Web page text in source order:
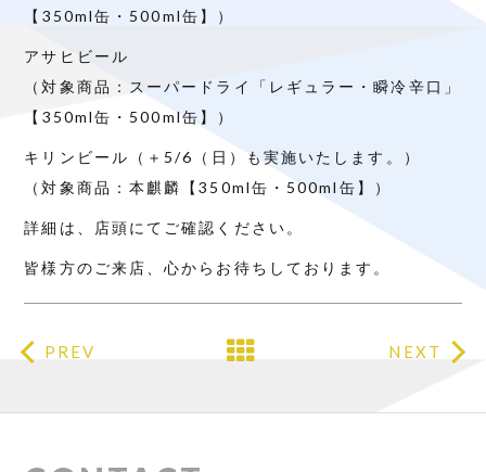
【 350ml缶・ 500ml缶】）
アサヒビール
（対象商品：スーパードライ「レギュラー・瞬冷辛口」
【 350ml缶・ 500ml缶】）
キリンビール（＋5/6（日）も実施いたします。）
（対象商品：本麒麟【350ml缶・ 500ml 缶】）
詳細は、店頭にてご確認ください。
皆様方のご来店、心からお待ちしております。
PREV NEXT